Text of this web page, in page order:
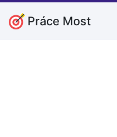
Práce Most